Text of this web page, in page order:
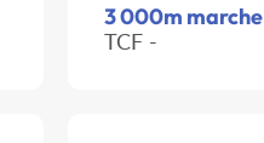
3 000m marche
TCF -